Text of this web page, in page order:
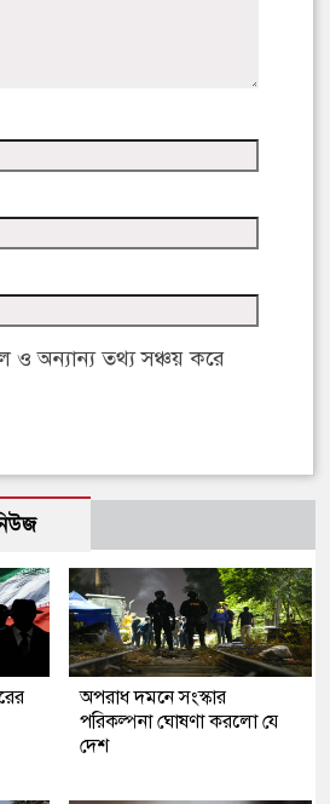
অন্যান্য তথ্য সঞ্চয় করে
অপরাধ দমনে সংস্কার
পরিকল্পনা ঘোষণা করলো যে
দেশ